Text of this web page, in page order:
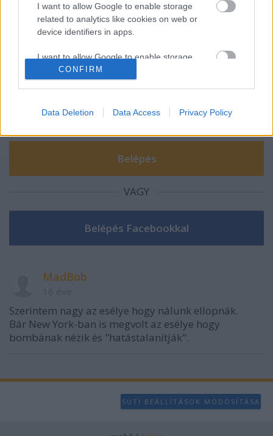
I want to allow Google to enable storage
related to analytics like cookies on web or
device identifiers in apps.
I want to allow Google to enable storage
related to functionality of the website or app.
related to personalization.
functionality and fraud prevention, and other
CONFIRM
Data Deletion Data Access Privacy Policy
A hozzászóláshoz be kell lépned!
VAGY
MadBob
Szerintem nagy az esélye hogy nálunk ellopnák.
Bár New York-ban is megvolt az esélye hogy
bombának nézik és "hatástalanítják".
SÜTI BEÁLLÍTÁSOK MÓDOSÍTÁSA